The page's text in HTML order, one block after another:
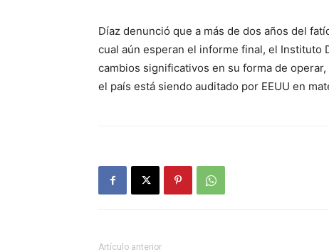
Díaz denunció que a más de dos años del
cual aún esperan el informe final, el Instituto
cambios significativos en su forma de
el país está siendo auditado por EEUU en
Artículo anterior